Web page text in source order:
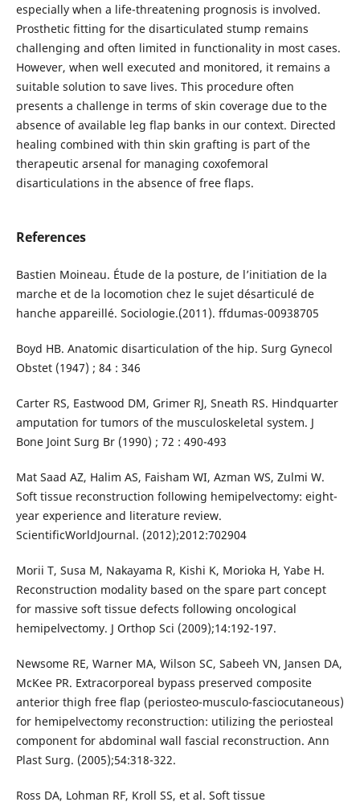
especially when a life-threatening prognosis is involved.
Prosthetic fitting for the disarticulated stump remains
challenging and often limited in functionality in most cases.
However, when well executed and monitored, it remains a
suitable solution to save lives. This procedure often
presents a challenge in terms of skin coverage due to the
absence of available leg flap banks in our context. Directed
healing combined with thin skin grafting is part of the
therapeutic arsenal for managing coxofemoral
disarticulations in the absence of free flaps.
References
Bastien Moineau. Étude de la posture, de l’initiation de la
marche et de la locomotion chez le sujet désarticulé de
hanche appareillé. Sociologie.(2011). ffdumas-00938705
Boyd HB. Anatomic disarticulation of the hip. Surg Gynecol
Obstet (1947) ; 84 : 346
Carter RS, Eastwood DM, Grimer RJ, Sneath RS. Hindquarter
amputation for tumors of the musculoskeletal system. J
Bone Joint Surg Br (1990) ; 72 : 490-493
Mat Saad AZ, Halim AS, Faisham WI, Azman WS, Zulmi W.
Soft tissue reconstruction following hemipelvectomy: eight-
year experience and literature review.
ScientificWorldJournal. (2012);2012:702904
Morii T, Susa M, Nakayama R, Kishi K, Morioka H, Yabe H.
Reconstruction modality based on the spare part concept
for massive soft tissue defects following oncological
hemipelvectomy. J Orthop Sci (2009);14:192-197.
Newsome RE, Warner MA, Wilson SC, Sabeeh VN, Jansen DA,
McKee PR. Extracorporeal bypass preserved composite
anterior thigh free flap (periosteo-musculo-fasciocutaneous)
for hemipelvectomy reconstruction: utilizing the periosteal
component for abdominal wall fascial reconstruction. Ann
Plast Surg. (2005);54:318-322.
Ross DA, Lohman RF, Kroll SS, et al. Soft tissue